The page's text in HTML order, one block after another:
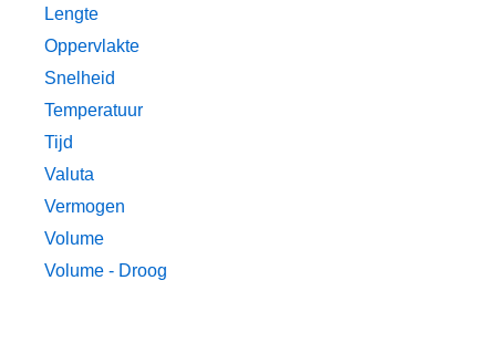
Lengte
Oppervlakte
Snelheid
Temperatuur
Tijd
Valuta
Vermogen
Volume
Volume - Droog